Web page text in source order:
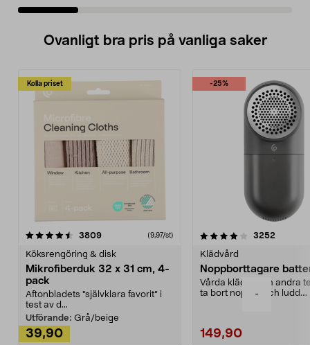
-
Ovanligt bra pris på vanliga saker
Kolla priset
3809recensioner (9,97/st)
Köksrengöring & disk
Mikrofiberduk 32 x 31 cm, 4-
pack
Aftonbladets "självklara favorit” i
test av d...
Utförande: Grå/beige
39,90
-25%
4.0av 5 stjärnor 3252
Klädvård
Noppborttagare
Vårda kläder och andra
ta bort noppor och ludd.
149,90
4.5av 5 stjärnor